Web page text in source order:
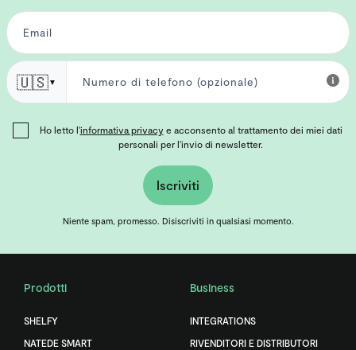
🇺🇸▼
Ho letto l'informativa privacye acconsento al trattamento dei miei dati
personali per l'invio di newsletter.
Iscriviti
Niente spam, promesso. Disiscriviti in qualsiasi momento.
Prodotti
SHELFY
NATEDE SMART
Business
INTEGRATIONS
RIVENDITORI E DISTRIBUTORI